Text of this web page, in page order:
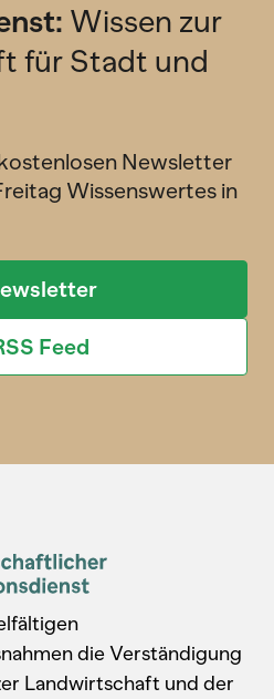
Wissen zur
für Stadt und
Newsletter
Wissenswertes in
Feed
die Verständigung
Landwirtschaft und der